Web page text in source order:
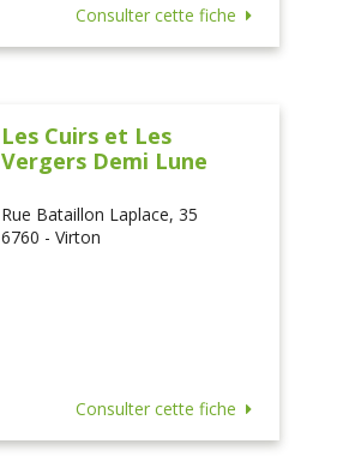
Consulter cette fiche
Les Cuirs et Les
Vergers Demi Lune
Rue Bataillon Laplace, 35
6760 - Virton
Consulter cette fiche